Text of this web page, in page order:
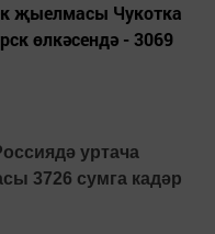
җыелмасы Чукотка
өлкәсендә - 3069
уртача
3726 сумга кадәр